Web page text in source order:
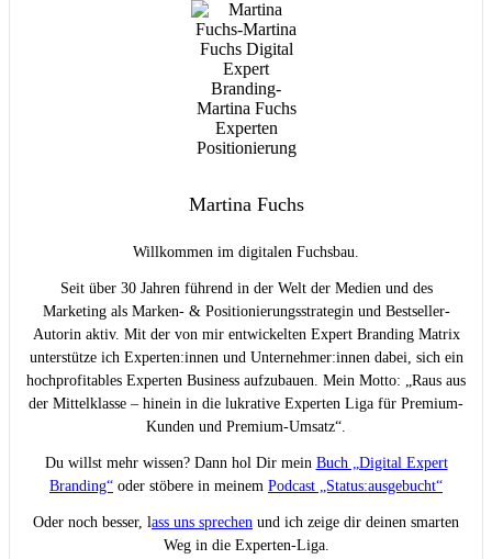
Martina Fuchs
Willkommen im digitalen Fuchsbau.
Seit über 30 Jahren führend in der Welt der Medien und des
Marketing als Marken- & Positionierungsstrategin und Bestseller-
Autorin aktiv. Mit der von mir entwickelten Expert Branding Matrix
unterstütze ich Experten:innen und Unternehmer:innen dabei, sich ein
hochprofitables Experten Business aufzubauen. Mein Motto: „Raus aus
der Mittelklasse – hinein in die lukrative Experten Liga für Premium-
Kunden und Premium-Umsatz“.
Du willst mehr wissen? Dann hol Dir mein Buch „Digital Expert
Branding“ oder stöbere in meinem Podcast „Status:ausgebucht“
Oder noch besser, lass uns sprechen und ich zeige dir deinen smarten
Weg in die Experten-Liga.